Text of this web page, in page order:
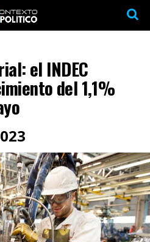
el INDEC
del 1,1%